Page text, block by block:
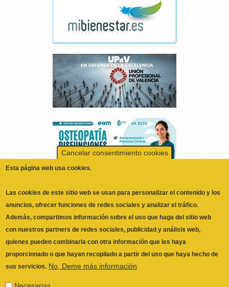
ILUSTRE COLEGIO OFICIAL DE
FISIOTERAPEUTAS DE LA COMUNIDAD
VALENCIANA
© 2026
Cancelar consentimiento cookies
Esta página web usa cookies.
Las cookies de este sitio web se usan para personalizar el contenido y los
Además, compartimos información sobre el uso que haga del sitio web
con nuestros partners de redes sociales, publicidad y análisis web,
quienes pueden combinarla con otra información que les haya
proporcionado o que hayan recopilado a partir del uso que haya hecho de
sus servicios. No, Deme más información
Necesarias